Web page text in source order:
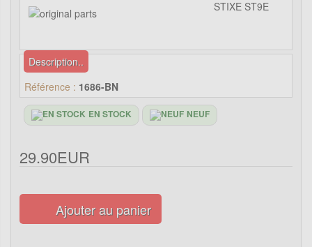
Description..
Référence : 1686-BN
EN STOCK NEUF
29.90EUR
Ajouter au panier